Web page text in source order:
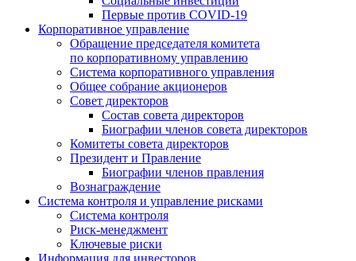
Первые против COVID‑19
Корпоративное управление
Обращение председателя комитета
по корпоративному управлению
Система корпоративного управления
Общее собрание акционеров
Совет директоров
Состав совета директоров
Биографии членов совета директоров
Комитеты совета директоров
Президент и Правление
Биографии членов правления
Вознаграждение
Система контроля и управление рисками
Система контроля
Риск-менеджмент
Ключевые риски
Информация для инвесторов